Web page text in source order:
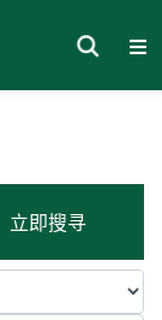
立即搜寻